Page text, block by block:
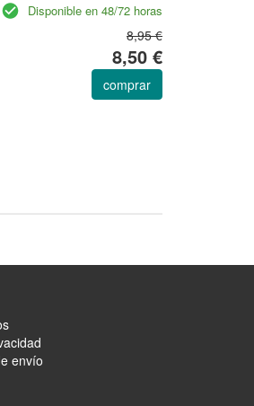
Disponible en 48/72 horas
8,95 €
8,50 €
comprar
envío